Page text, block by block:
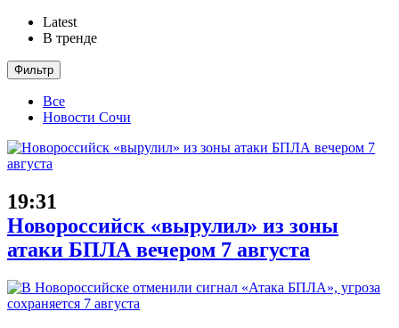
Latest
В тренде
Фильтр
Все
Новости Сочи
19:31
Новороссийск «вырулил» из зоны
атаки БПЛА вечером 7 августа